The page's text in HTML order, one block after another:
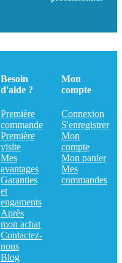
Besoin
d'aide ?
Première
commande
Première
visite
Mes
avantages
Garanties
et
engaments
Après
mon achat
Contactez-
nous
Blog
Mon
compte
Connexion
S'enregistrer
Mon
compte
Mon panier
Mes
commandes